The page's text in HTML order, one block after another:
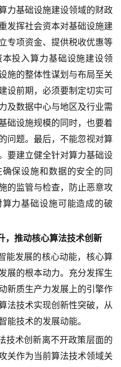
力基础设施建设领域的财政
发挥社会资本对基础设施建
专项资金、提供税收优惠等
投入算力基础设施建设领
施的整体性谋划与布局至关
设前期，必须要制定切实可
及数据中心与地区及行业需
础设施规模的同时，也要着
问题。最后，不能忽视对算
要建立健全针对算力基础设
保设施和数据的安全的同
的监管与检查，防止恶意攻
力基础设施可能造成的破
，推动核心算法技术创新
能发展的核心动能，核心算
展的根本动力。充分发挥生
新质生产力发展上的引擎作
法技术实现创新性突破，从
能技术的发展动能。
技术创新离不开政策层面的
关作为当前算法技术领域关